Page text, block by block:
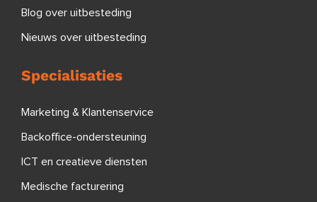
Blog over uitbesteding
Nieuws over uitbesteding
Specialisaties
Marketing & Klantenservice
Backoffice-ondersteuning
ICT en creatieve diensten
Medische facturering